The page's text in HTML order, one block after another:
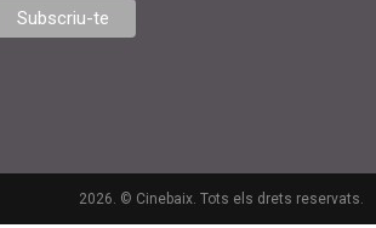
2026. © Cinebaix. Tots els drets reservats.